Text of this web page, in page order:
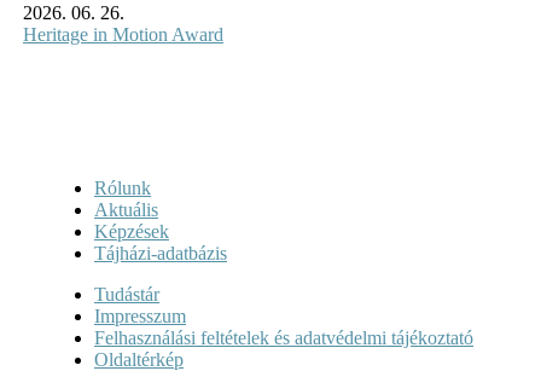
2026. 06. 26.
Heritage in Motion Award
Rólunk
Aktuális
Képzések
Tájházi-adatbázis
Tudástár
Impresszum
Felhasználási feltételek és adatvédelmi tájékoztató
Oldaltérkép